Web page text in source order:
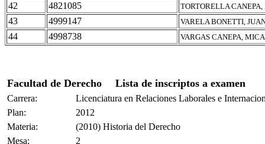
42 4821085 TORTORELLA
43 4999147 VARELA BONETTI,
44 4998738 VARGAS CANEPA,
Facultad de Derecho Lista de inscriptos a examen
Carrera:
Licenciatura en Relaciones Laborales e
Plan:
2012
Materia:
(2010) Historia del Derecho
Mesa:
2